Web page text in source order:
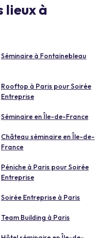
lieux à
Séminaire à Fontainebleau
Rooftop à Paris pour Soirée
Entreprise
Séminaire en Île-de-France
Château séminaire en Île-de-
France
Péniche à Paris pour Soirée
Entreprise
Soirée Entreprise à Paris
Team Building à Paris